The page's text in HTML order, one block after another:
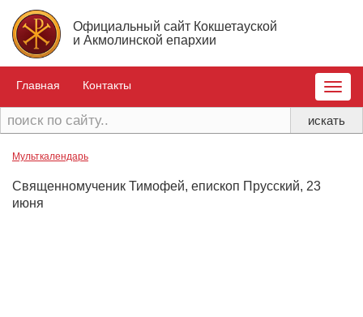
Официальный сайт Кокшетауской
и Акмолинской епархии
Главная Контакты
Toggle
Мульткалендарь
Священномученик Тимофей, епископ Прусский, 23
июня